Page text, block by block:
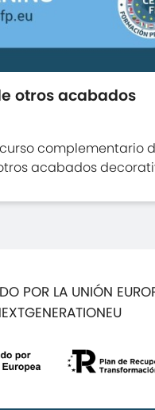
otros acabados
complementario
acabados
POR LA UNIÓN